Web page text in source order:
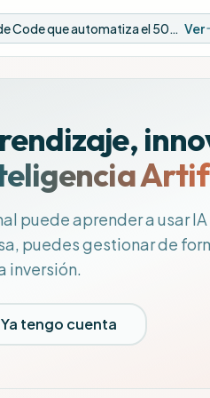
Ver
puede aprender a usar
puedes gestionar de
inversión.
Ya tengo cuenta